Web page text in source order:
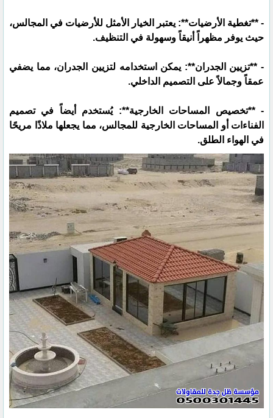
- **تغطية الأرضيات**: يعتبر الخيار الأمثل للأرضيات في المجالس،
حيث يوفر مظهراً أنيقاً وسهولة في التنظيف.
- **تزيين الجدران**: يمكن استخدامه لتزيين الجدران، مما يضفي
عمقاً وجمالاً على التصميم الداخلي.
- **تخصيص المساحات الخارجية**: يُستخدم أيضاً في تصميم
الفناءات أو المساحات الخارجية للمجالس، مما يجعلها ملاذًا مريحًا
في الهواء الطلق.